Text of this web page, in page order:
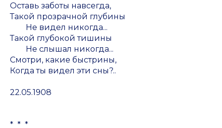
Оставь заботы навсегда,
Такой прозрачной глубины
Не видел никогда...
Такой глубокой тишины
Не слышал никогда...
Смотри, какие быстрины,
Когда ты видел эти сны?..
22.05.1908
* * *